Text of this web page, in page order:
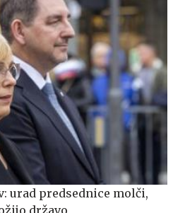
urad predsednice molči,
državo